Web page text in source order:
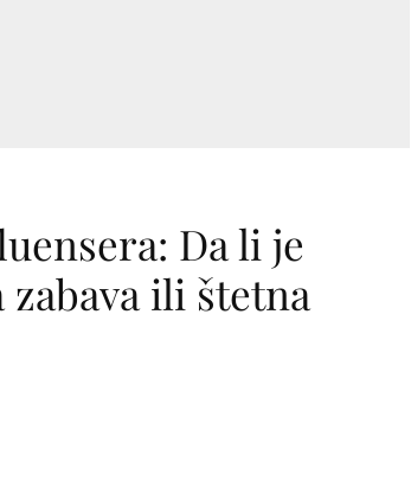
Da li je
ili štetna